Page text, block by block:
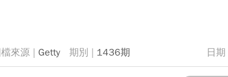
Getty 1436期